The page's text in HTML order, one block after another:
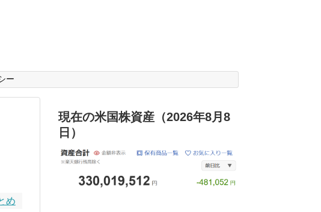
ー
め
現在の米国株資産（2026年8月8
日）